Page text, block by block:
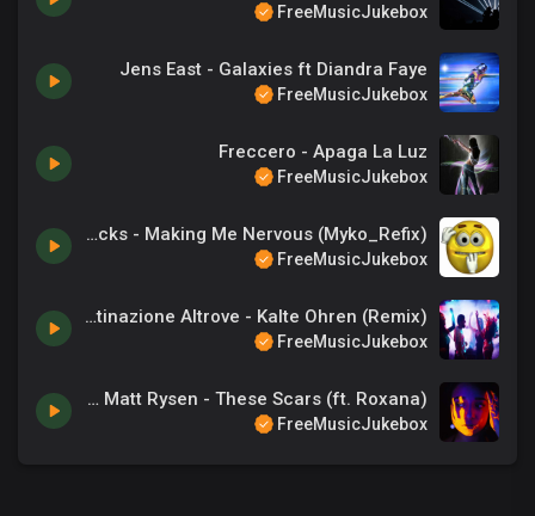
FreeMusicJukebox
Jens East - Galaxies ft Diandra Faye
FreeMusicJukebox
Freccero - Apaga La Luz
FreeMusicJukebox
myko Brad Sucks - Making Me Nervous (Myko_Refix)
FreeMusicJukebox
Destinazione Altrove - Kalte Ohren (Remix)
FreeMusicJukebox
Million Prodz & Matt Rysen - These Scars (ft. Roxana)
FreeMusicJukebox